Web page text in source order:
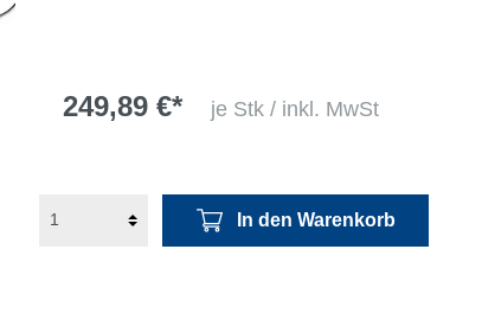
249,89 €* je Stk / inkl. MwSt
In den Warenkorb